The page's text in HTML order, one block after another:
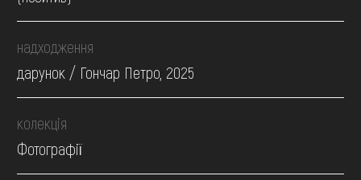
надходження
дарунок / Гончар Петро, 2025
колекція
Фотографії